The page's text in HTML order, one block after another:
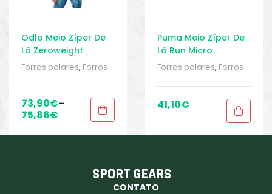
Odlo Meio Zíper De
Lã Zeroweight
Forros polares, Forros
RUNNING,running /
Corrida,Sport Gears,
73,90€–
75,86€
Puma Meio Zíper De
Lã Run Micro
Forros polares, Forros
Roupa mulher,
RUNNING
running /
Corrida
Sport Gears,
41,10€
SPORT GEARS
CONTATO